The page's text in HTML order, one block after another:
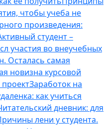
чтобы учеба не
произведения:
студент –
участия во внеучебных
Осталась самая
новизна курсовой
проектЗаработок на
как учиться
дневник: для
лени у студента.